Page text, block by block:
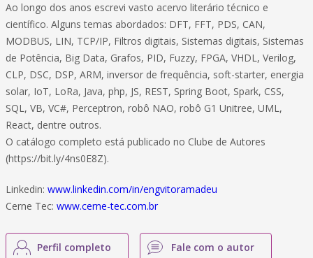
Ao longo dos anos escrevi vasto acervo literário técnico e
científico. Alguns temas abordados: DFT, FFT, PDS, CAN,
MODBUS, LIN, TCP/IP, Filtros digitais, Sistemas digitais, Sistemas
de Potência, Big Data, Grafos, PID, Fuzzy, FPGA, VHDL, Verilog,
CLP, DSC, DSP, ARM, inversor de frequência, soft-starter, energia
solar, IoT, LoRa, Java, php, JS, REST, Spring Boot, Spark, CSS,
SQL, VB, VC#, Perceptron, robô NAO, robô G1 Unitree, UML,
React, dentre outros.
O catálogo completo está publicado no Clube de Autores
(https://bit.ly/4ns0E8Z).
Linkedin: www.linkedin.com/in/engvitoramadeu
Cerne Tec: www.cerne-tec.com.br
Perfil completo Fale com o autor